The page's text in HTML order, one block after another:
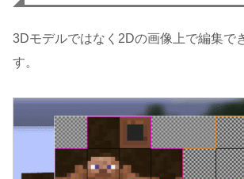
3Dモデルではなく2Dの画像上で編集で
す。